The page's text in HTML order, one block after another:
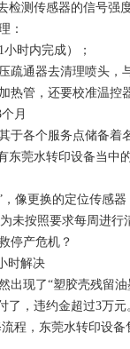
测传感器的信号强
：
时内完成）；
通器去清理喷头，
管，还要校准温控
月
各个服务点储备着
东莞水转印设备当
像更换的定位传感
未按照要求每周进行
停产危机？
时解决
现了“塑胶壳残留
了，违约金超过3万元
程，东莞水转印设